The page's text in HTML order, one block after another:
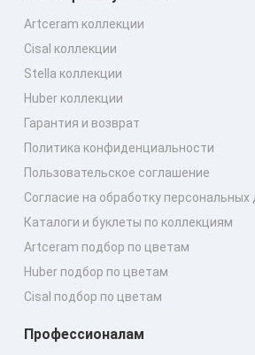
Artceram коллекции
Cisal коллекции
Stella коллекции
Huber коллекции
Гарантия и возврат
Политика конфиденциальности
Пользовательское соглашение
Согласие на обработку персональных
Каталоги и буклеты по коллекциям
Artceram подбор по цветам
Huber подбор по цветам
Cisal подбор по цветам
Профессионалам